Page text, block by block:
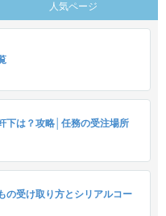
人気ページ
下は？攻略│任務の受注場所
の受け取り方とシリアルコー